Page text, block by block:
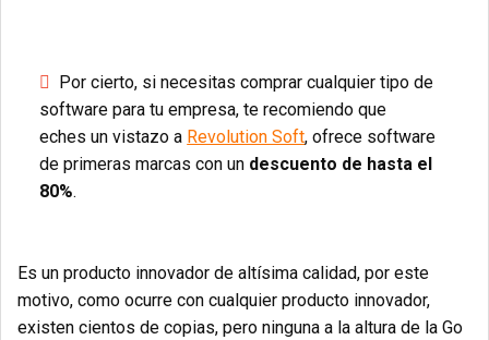
Por cierto, si necesitas comprar cualquier tipo de
software para tu empresa, te recomiendo que
eches un vistazo a Revolution Soft, ofrece software
de primeras marcas con un descuento de hasta el
80%.
Es un producto innovador de altísima calidad, por este
motivo, como ocurre con cualquier producto innovador,
existen cientos de copias, pero ninguna a la altura de la Go